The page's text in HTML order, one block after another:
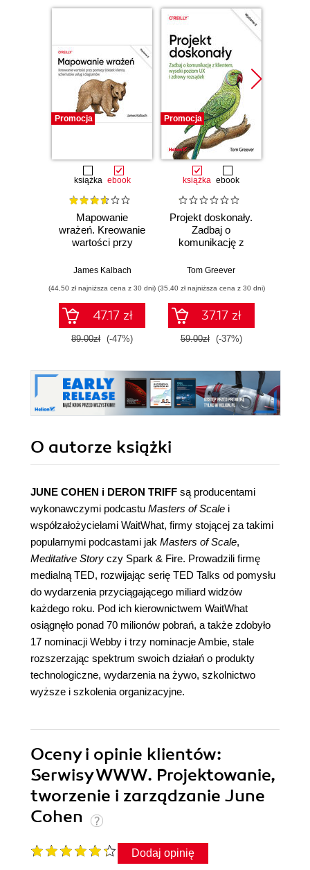
Promocja
książka ebook
Mapowanie
wrażeń. Kreowanie
wartości przy
klienta, schematów
Wydanie II
James Kalbach
(44,50 zł najniższa cena z 30 dni)
47.17 zł
89.00zł (-47%)
Promocja
książka ebook
Projekt doskonały.
Zadbaj o
komunikację z
poziom UX i
Wydanie II
Tom Greever
(35,40 zł najniższa cena z 30 dni)
37.17 zł
59.00zł (-37%)
O autorze książki
JUNE COHEN i DERON TRIFF są producentami
wykonawczymi podcastu Masters of Scale i
współzałożycielami WaitWhat, firmy stojącej za takimi
popularnymi podcastami jak Masters of Scale,
Meditative Story czy Spark & Fire. Prowadzili firmę
medialną TED, rozwijając serię TED Talks od pomysłu
do wydarzenia przyciągającego miliard widzów
każdego roku. Pod ich kierownictwem WaitWhat
osiągnęło ponad 70 milionów pobrań, a także zdobyło
17 nominacji Webby i trzy nominacje Ambie, stale
rozszerzając spektrum swoich działań o produkty
technologiczne, wydarzenia na żywo, szkolnictwo
wyższe i szkolenia organizacyjne.
Oceny i opinie klientów:
Serwisy WWW. Projektowanie,
tworzenie i zarządzanie June
Cohen
Dodaj opinię